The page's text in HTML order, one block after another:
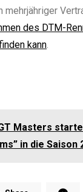
des DTM-
kann.
Masters
in die Saison